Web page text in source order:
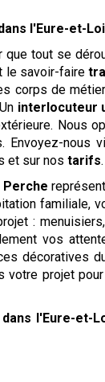
l'Eure-et-
que tout se
le savoir-faire
corps de
interlocuteur
Nous
Envoyez-nous
et sur nostarifs.
Perche
familiale,
:
vos
décoratives
votre projet
dans l'Eure-et-